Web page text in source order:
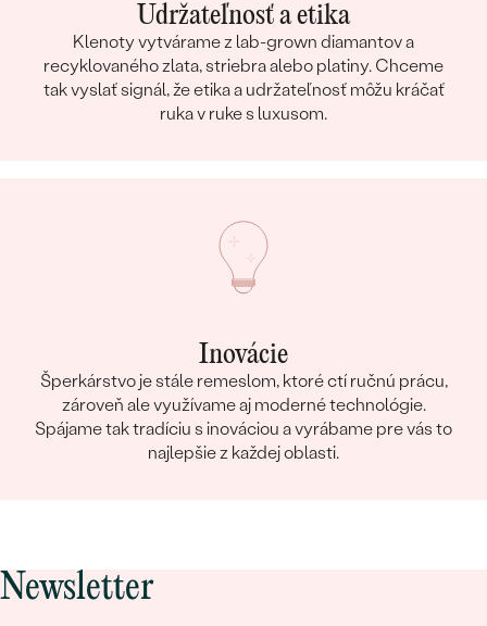
Udržateľnosť a etika
Klenoty vytvárame z lab-grown diamantov a
recyklovaného zlata, striebra alebo platiny. Chceme
tak vyslať signál, že etika a udržateľnosť môžu kráčať
ruka v ruke s luxusom.
Inovácie
Šperkárstvo je stále remeslom, ktoré ctí ručnú prácu,
zároveň ale využívame aj moderné technológie.
Spájame tak tradíciu s inováciou a vyrábame pre vás to
najlepšie z každej oblasti.
Newsletter